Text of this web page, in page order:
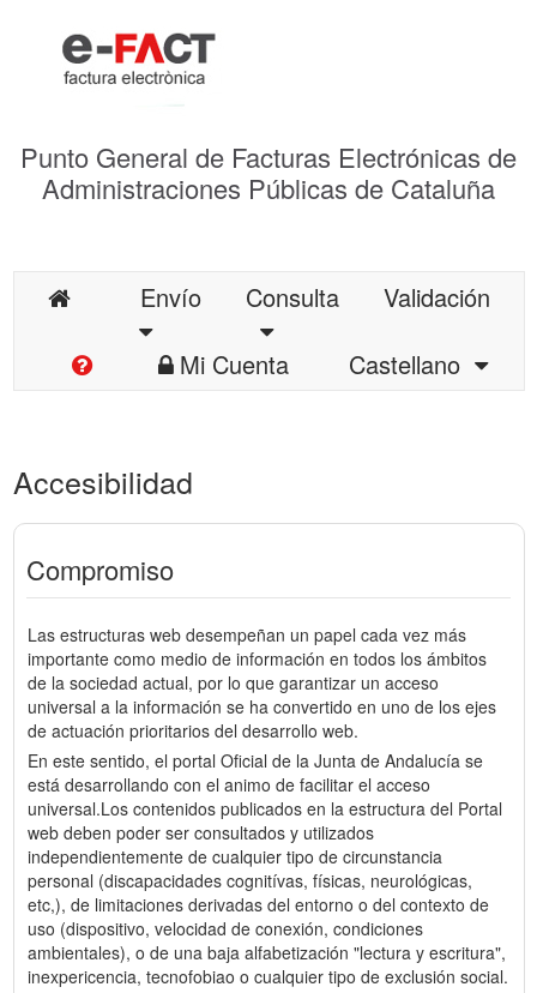
Punto General de Facturas Electrónicas de
Administraciones Públicas de Cataluña
Envío Consulta
Validación
Mi Cuenta
Castellano
Accesibilidad
Compromiso
Las estructuras web desempeñan un papel cada vez más
importante como medio de información en todos los ámbitos
de la sociedad actual, por lo que garantizar un acceso
universal a la información se ha convertido en uno de los ejes
de actuación prioritarios del desarrollo web.
En este sentido, el portal Oficial de la Junta de Andalucía se
está desarrollando con el animo de facilitar el acceso
universal.Los contenidos publicados en la estructura del Portal
web deben poder ser consultados y utilizados
independientemente de cualquier tipo de circunstancia
personal (discapacidades cognitívas, físicas, neurológicas,
etc,), de limitaciones derivadas del entorno o del contexto de
uso (dispositivo, velocidad de conexión, condiciones
ambientales), o de una baja alfabetización "lectura y escritura",
inexpericencia, tecnofobiao o cualquier tipo de exclusión social.